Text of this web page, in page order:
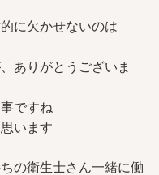
に欠かせないのは
りがとうございま
ですね
います
の衛生士さん一緒に働